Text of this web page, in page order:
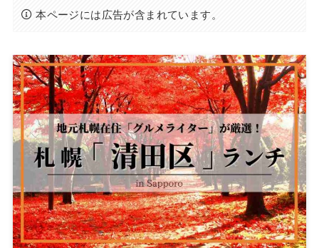
本ページには広告が含まれています。